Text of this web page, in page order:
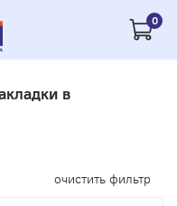
0
в
очистить фильтр